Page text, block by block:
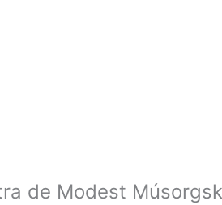
de Modest